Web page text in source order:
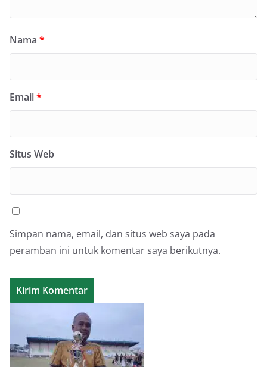
Nama *
Email*
Situs Web
Simpan nama, email, dan situs web saya pada
peramban ini untuk komentar saya berikutnya.